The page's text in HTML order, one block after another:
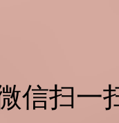
信扫一